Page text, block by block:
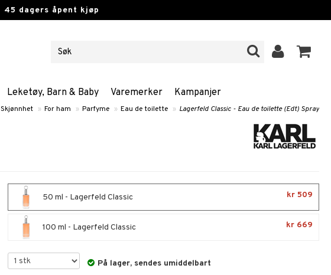
45 dagers åpent kjøp
Leketøy, Barn & Baby Varemerker Kampanjer
Skjønnhet » For ham » Parfyme » Eau de toilette » Lagerfeld Classic - Eau de toilette (Edt) Spray
50 ml - Lagerfeld Classic kr 509
100 ml - Lagerfeld Classic kr 669
På lager, sendes umiddelbart